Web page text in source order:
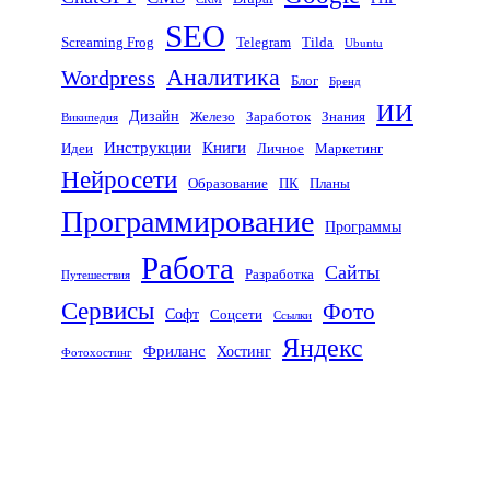
Screaming Frog SEO Telegram Tilda Ubuntu
Wordpress Аналитика Блог Бренд
Википедия Дизайн Железо Заработок Знания ИИ
Идеи Инструкции Книги Личное Маркетинг
Нейросети Образование ПК Планы
Программирование Программы
Путешествия Работа Разработка Сайты
Сервисы Софт Соцсети Ссылки Фото
Фотохостинг Фриланс Хостинг Яндекс